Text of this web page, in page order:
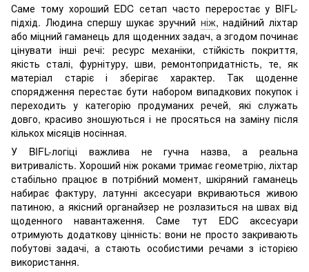
Саме тому хороший EDC сетап часто переростає у BIFL-
підхід. Людина спершу шукає зручний ніж, надійний ліхтар
або міцний гаманець для щоденних задач, а згодом починає
цінувати інші речі: ресурс механіки, стійкість покриття,
якість сталі, фурнітуру, шви, ремонтопридатність, те, як
матеріал старіє і зберігає характер. Так щоденне
спорядження перестає бути набором випадкових покупок і
переходить у категорію продуманих речей, які служать
довго, красиво зношуються і не просяться на заміну після
кількох місяців носінная.
У BIFL-логіці важлива не гучна назва, а реальна
витривалість. Хороший ніж роками тримає геометрію, ліхтар
стабільно працює в потрібний момент, шкіряний гаманець
набирає фактуру, латунні аксесуари вкриваються живою
патиною, а якісний органайзер не розлазиться на швах від
щоденного навантаження. Саме тут EDC аксесуари
отримують додаткову цінність: вони не просто закривають
побутові задачі, а стають особистими речами з історією
використання.